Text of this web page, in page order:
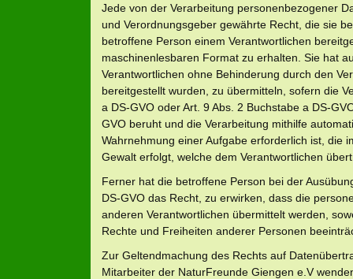
Jede von der Verarbeitung personenbezogener
und Verordnungsgeber gewährte Recht, die sie
betroffene Person einem Verantwortlichen
maschinenlesbaren Format zu erhalten. Sie hat
Verantwortlichen ohne Behinderung durch den
bereitgestellt wurden, zu übermitteln, sofern die
a DS-GVO oder Art. 9 Abs. 2 Buchstabe a DS-
GVO beruht und die Verarbeitung mithilfe
Wahrnehmung einer Aufgabe erforderlich ist, die
Gewalt erfolgt, welche dem Verantwortlichen
Ferner hat die betroffene Person bei der
DS-GVO das Recht, zu erwirken, dass die
anderen Verantwortlichen übermittelt werden,
Rechte und Freiheiten anderer Personen
Zur Geltendmachung des Rechts auf
Mitarbeiter der NaturFreunde Giengen e.V